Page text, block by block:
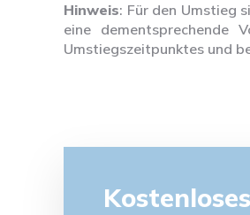
Hinweis: Für den Umstieg
eine
Umstiegszeitpunktes und